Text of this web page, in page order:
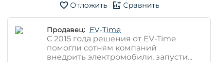
Отложить Сравнить
Продавец: EV-Time
С 2015 года решения от EV-Time
помогли сотням компаний
внедрить электромобили, запусти...